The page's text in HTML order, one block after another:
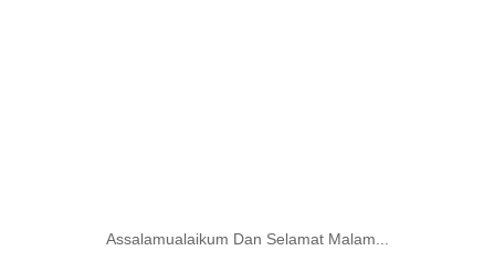
Assalamualaikum Dan Selamat Malam...